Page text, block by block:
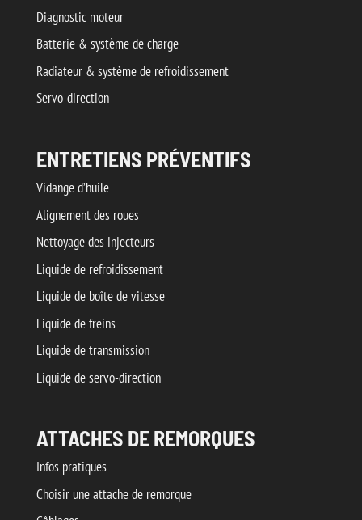
Diagnostic moteur
Batterie & système de charge
Radiateur & système de refroidissement
Servo-direction
ENTRETIENS PRÉVENTIFS
Vidange d’huile
Alignement des roues
Nettoyage des injecteurs
Liquide de refroidissement
Liquide de boîte de vitesse
Liquide de freins
Liquide de transmission
Liquide de servo-direction
ATTACHES DE REMORQUES
Infos pratiques
Choisir une attache de remorque